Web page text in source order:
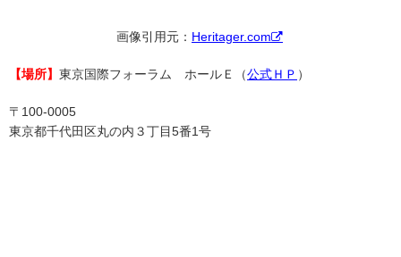
画像引用元： Heritager.com
【場所】 東京国際フォーラム ホールＥ（公式ＨＰ ）
〒100-0005
東京都千代田区丸の内３丁目5番1号